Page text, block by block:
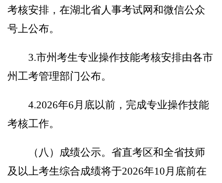
考核安排，在湖北省人事考试网和微信公众
号上公布。
3.市州考生专业操作技能考核安排由各市
州工考管理部门公布。
4.2026年6 月底以前，完成专业操作技能
考核工作。
（ 八 ）成绩公示。 省直考区和全省技师
及以上考生综合成绩将于2026年10 月底前在